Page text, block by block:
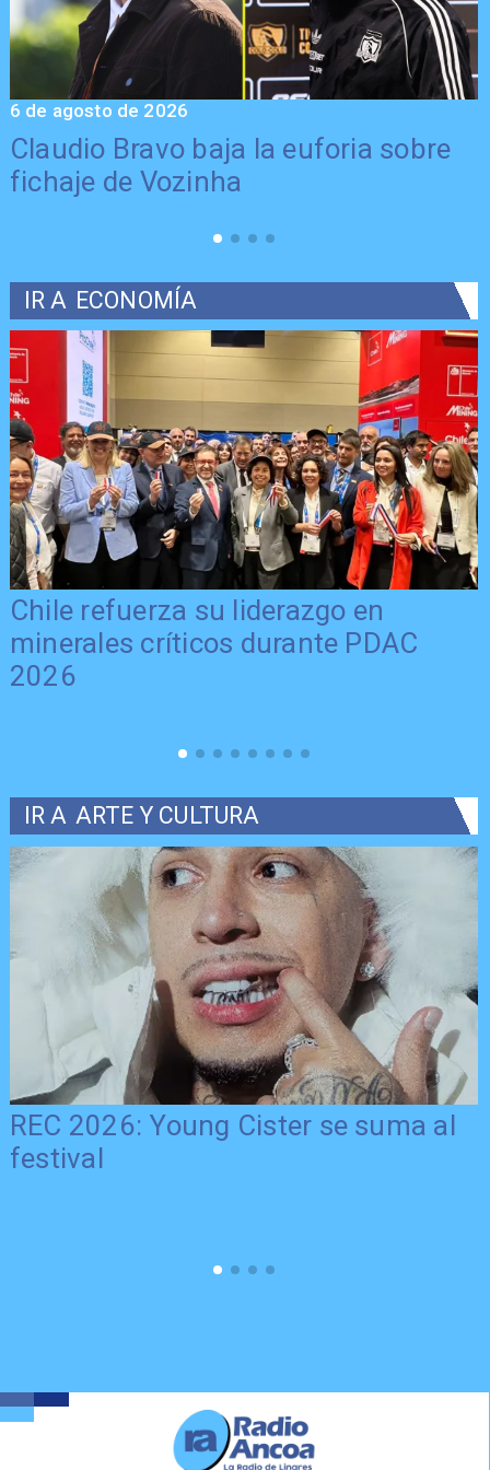
Claudio Bravo baja la euforia sobre
fichaje de Vozinha
6 de agosto de 2026
IR A ECONOMÍA
Chile refuerza su liderazgo en
minerales críticos durante PDAC
2026
IR A ARTE Y CULTURA
REC 2026: Young Cister se suma al
festival